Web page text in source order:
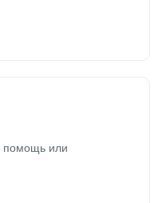
помощь или